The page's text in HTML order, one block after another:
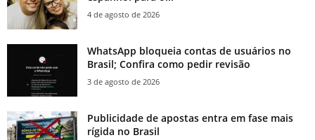
4 de agosto de 2026
WhatsApp bloqueia contas de usuários no
Brasil; Confira como pedir revisão
3 de agosto de 2026
Publicidade de apostas entra em fase mais
rígida no Brasil